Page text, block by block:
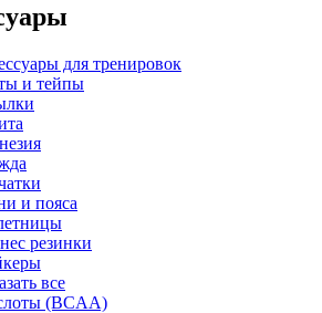
для тренировок
и тейпы
и пояса
резинки
все
(BCAA)